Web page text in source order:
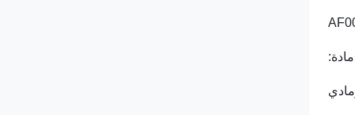
مادة: